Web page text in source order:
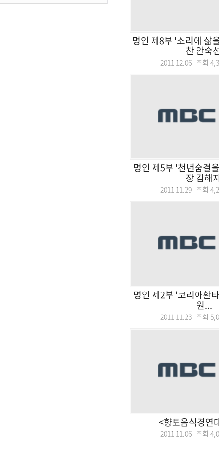
명인 제8부 '소리에 삶
찬 안숙
2011.12.06 조회
명인 제5부 '천년숨결
장 김해
2011.11.29 조회
명인 제2부 '코리아환
원...
2011.11.23 조회
<향토음식경연
2011.11.06 조회